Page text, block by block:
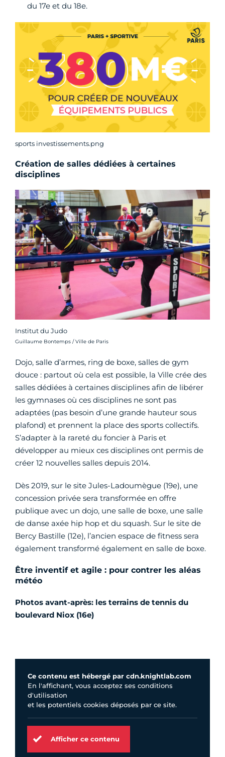
du 17e et du 18e.
sports investissements.png
Création de salles dédiées à certaines
disciplines
Institut du Judo
Crédit photo :
Guillaume Bontemps / Ville de Paris
Dojo, salle d’armes, ring de boxe, salles de gym
douce : partout où cela est possible, la Ville crée des
salles dédiées à certaines disciplines afin de libérer
les gymnases où ces disciplines ne sont pas
adaptées (pas besoin d’une grande hauteur sous
plafond) et prennent la place des sports collectifs.
S’adapter à la rareté du foncier à Paris et
développer au mieux ces disciplines ont permis de
créer 12 nouvelles salles depuis 2014.
Dès 2019, sur le site Jules-Ladoumègue (19e), une
concession privée sera transformée en offre
publique avec un dojo, une salle de boxe, une salle
de danse axée hip hop et du squash. Sur le site de
Bercy Bastille (12e), l’ancien espace de fitness sera
également transformé également en salle de boxe.
Être inventif et agile : pour contrer les aléas
météo
Photos avant-après: les terrains de tennis du
boulevard Niox (16e)
Ce contenu est hébergé par cdn.knightlab.com
En l'affichant, vous acceptez ses conditions
d'utilisation
et les potentiels cookies déposés par ce site.
Afficher ce contenu